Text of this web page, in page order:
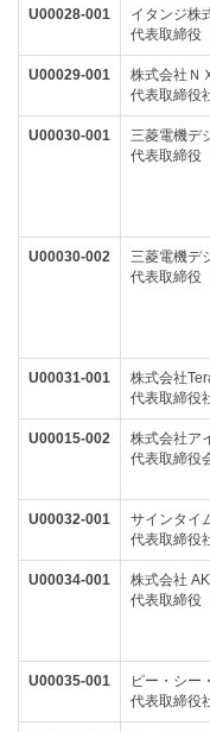
U00028-001
イタンジ株
代表取締
U00029-001
株式会社Ｎ
代表取締役
U00030-001
三菱電機デ
代表取締
U00030-002
三菱電機デ
代表取締
U00031-001
株式会社
代表取締
U00015-002
株式会社ア
代表取締
U00032-001
サインタイ
代表取締役
U00034-001
株式会社
代表取締役
U00035-001
ピー・シー
代表取締役